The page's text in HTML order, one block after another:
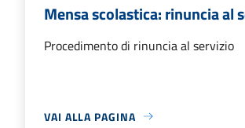
Mensa scolastica: rinuncia al
Procedimento di rinuncia al servizio
VAI ALLA PAGINA